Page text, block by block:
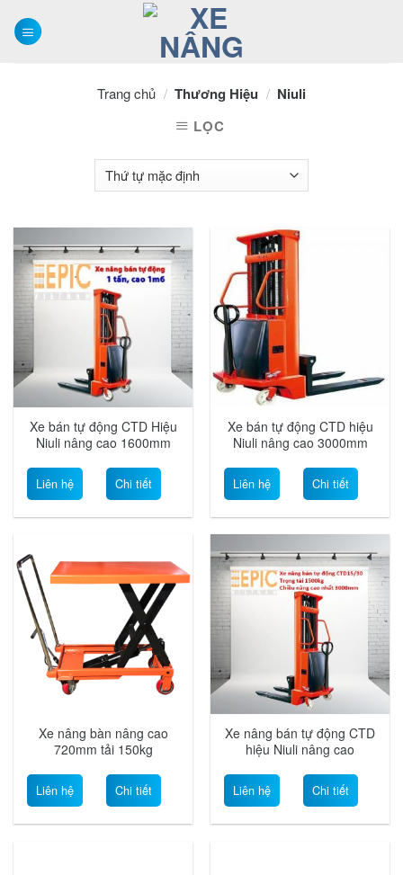
Trang chủ / Thương Hiệu / Niuli
LỌC
Xe bán tự động CTD Hiệu
Niuli nâng cao 1600mm
Liên hệ Chi tiết
Xe bán tự động CTD hiệu
Niuli nâng cao 3000mm
Liên hệ Chi tiết
Xe nâng bàn nâng cao
720mm tải 150kg
Liên hệ Chi tiết
Xe nâng bán tự động CTD
hiệu Niuli nâng cao
Liên hệ Chi tiết